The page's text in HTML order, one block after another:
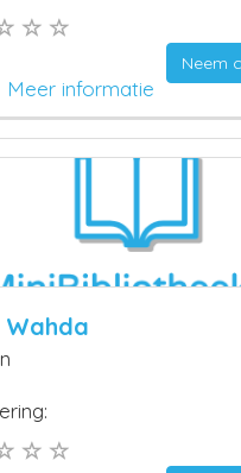
Neem
Meer informatie
Wahda